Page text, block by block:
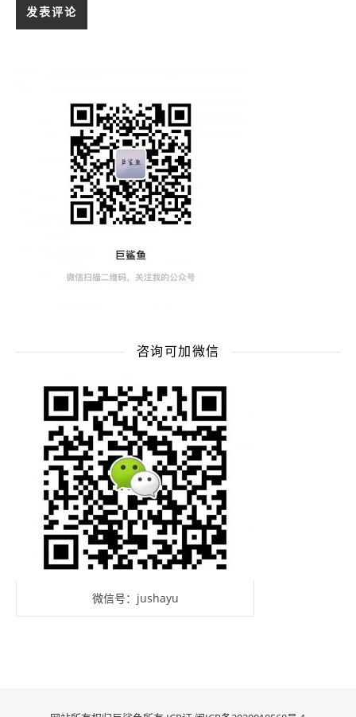
咨询可加微信
微信号：jushayu